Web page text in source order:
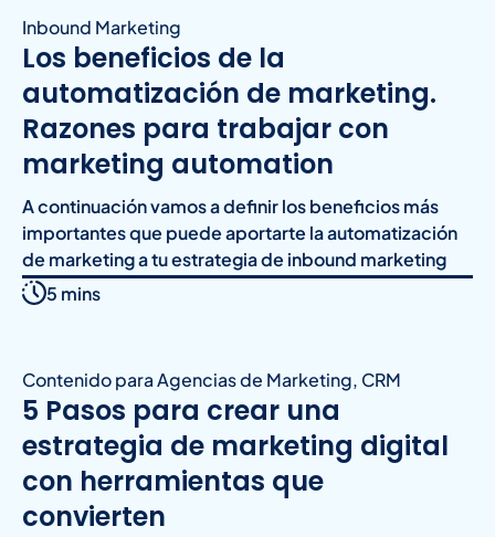
Inbound Marketing
Los beneficios de la
automatización de marketing.
Razones para trabajar con
marketing automation
A continuación vamos a definir los beneficios más
importantes que puede aportarte la automatización
de marketing a tu estrategia de inbound marketing
5 mins
Contenido para Agencias de Marketing, CRM
5 Pasos para crear una
estrategia de marketing digital
con herramientas que
convierten